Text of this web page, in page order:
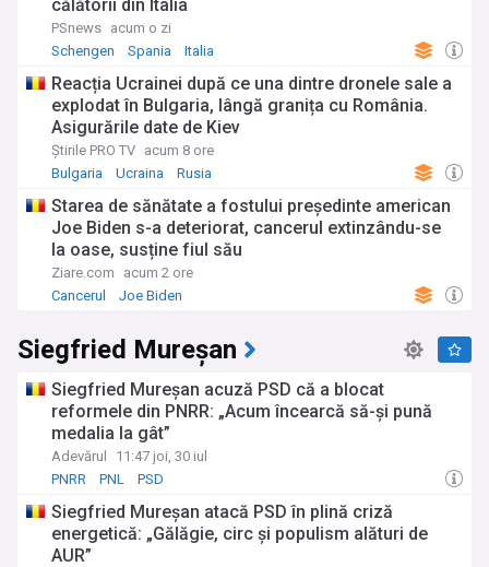
călătorii din Italia
PSnews acum o zi
Schengen
Spania Italia
Reacția Ucrainei după ce una dintre dronele sale a
explodat în Bulgaria, lângă granița cu România.
Asigurările date de Kiev
Știrile PRO TV acum 8 ore
Bulgaria
Ucraina Rusia
Starea de sănătate a fostului președinte american
Joe Biden s-a deteriorat, cancerul extinzându-se
la oase, susține fiul său
Ziare.com
acum 2 ore
Cancerul
Joe Biden
Siegfried Mureșan
Siegfried Mureșan acuză PSD că a blocat
reformele din PNRR: „Acum încearcă să-și pună
medalia la gât”
Adevărul
11:47 joi, 30 iul
PNRR
PNL PSD
Siegfried Mureșan atacă PSD în plină criză
energetică: „Gălăgie, circ și populism alături de
AUR”